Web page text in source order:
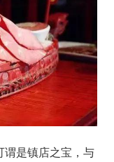
谓是镇店之宝，与